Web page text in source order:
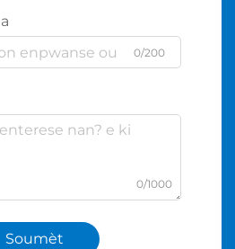
0/200
0/1000
Soumèt